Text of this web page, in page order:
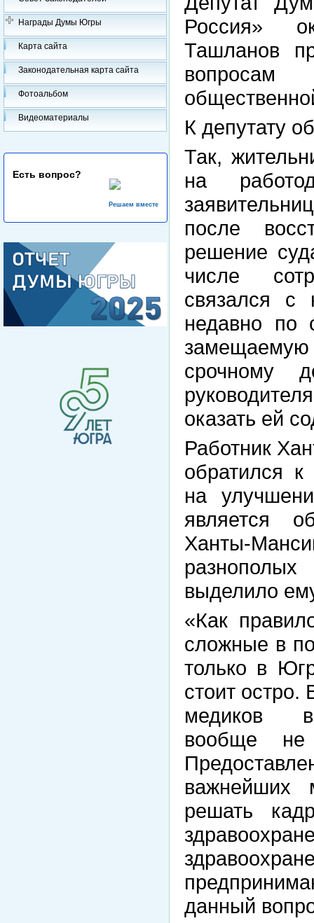
Награды Думы Югры
Карта сайта
Законодательная карта сайта
Фотоальбом
Видеоматериалы
Есть вопрос?
Решаем вместе
Россия»
Ташланов
вопросам
К депутату
Так,
на
после
решение
числе
связался с
недавно по
замещаемую
срочному
оказать ей
Работник
обратился
на
является
Ханты-
разнополых
выделило
«Как
сложные в
только в
стоит остро.
медиков
вообще
важнейших
решать
данный